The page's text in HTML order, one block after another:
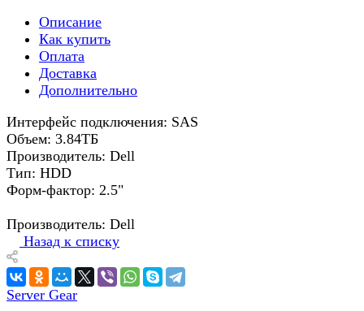
Описание
Как купить
Оплата
Доставка
Дополнительно
Интерфейс подключения: SAS
Объем: 3.84ТБ
Производитель: Dell
Тип: HDD
Форм-фактор: 2.5"
Производитель: Dell
Назад к списку
Server Gear